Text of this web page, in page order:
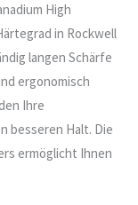
High
in Rockwell
langen Schärfe
ergonomisch
Ihre
besseren Halt. Die
ermöglicht Ihnen